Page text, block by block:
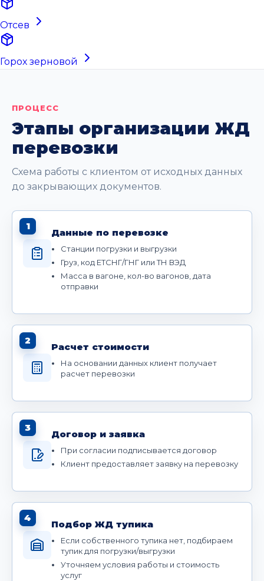
Отсев
Горох зерновой
ПРОЦЕСС
Этапы организации ЖД
перевозки
Схема работы с клиентом от исходных данных
до закрывающих документов.
1
Данные по перевозке
Станции погрузки и выгрузки
Груз, код ЕТСНГ/ГНГ или ТН ВЭД
Масса в вагоне, кол-во вагонов, дата
отправки
2
Расчет стоимости
На основании данных клиент получает
расчет перевозки
3
Договор и заявка
При согласии подписывается договор
Клиент предоставляет заявку на перевозку
4
Подбор ЖД тупика
Если собственного тупика нет, подбираем
тупик для погрузки/выгрузки
Уточняем условия работы и стоимость
услуг